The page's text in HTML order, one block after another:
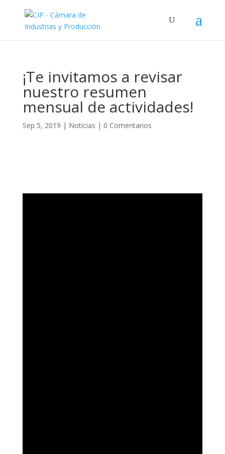
¡Te invitamos a revisar
nuestro resumen
mensual de actividades!
Sep 5, 2019 | Noticias | 0 Comentarios